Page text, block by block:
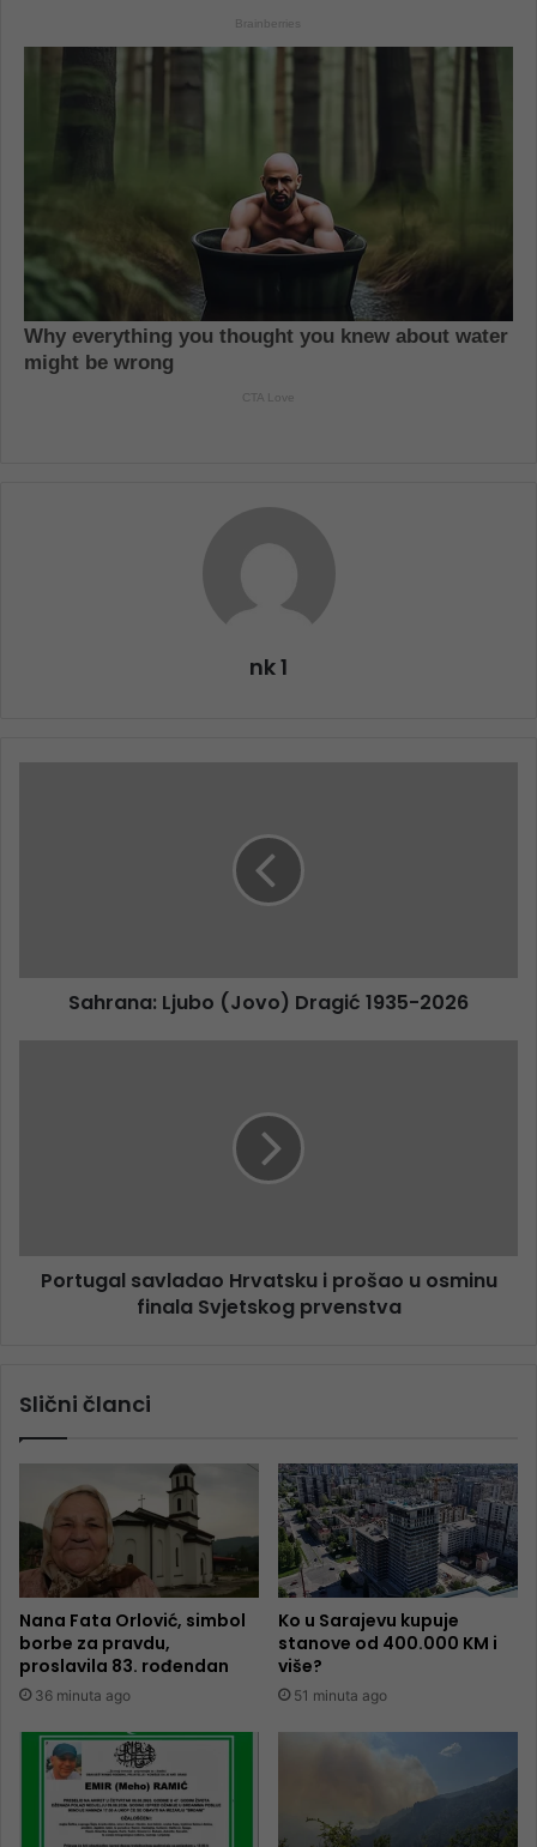
nk 1
Sahrana: Ljubo (Jovo) Dragić 1935-2026
Portugal savladao Hrvatsku i prošao u osminu
finala Svjetskog prvenstva
Slični članci
Nana Fata Orlović, simbol
borbe za pravdu,
proslavila 83. rođendan
36 minuta ago
Ko u Sarajevu kupuje
stanove od 400.000 KM i
više?
51 minuta ago